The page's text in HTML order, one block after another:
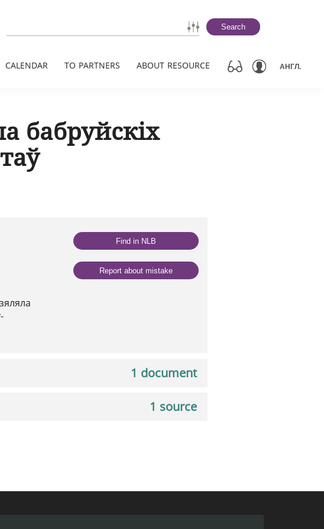
Search
CALENDAR TO PARTNERS ABOUT RESOURCE АНГЛ.
бабруйскіх
Find in NLB
Report about mistake
1 document
1 source